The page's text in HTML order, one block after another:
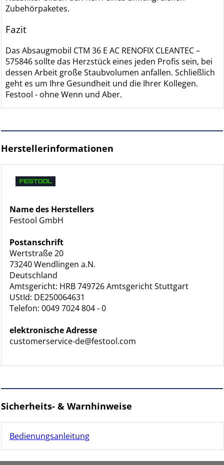
Zubehörpaketes.
Fazit
Das Absaugmobil CTM 36 E AC RENOFIX CLEANTEC –
575846 sollte das Herzstück eines jeden Profis sein, bei
dessen Arbeit große Staubvolumen anfallen. Schließlich
geht es um Ihre Gesundheit und die Ihrer Kollegen.
Festool - ohne Wenn und Aber.
Herstellerinformationen
Name des Herstellers
Festool GmbH
Postanschrift
Wertstraße 20
73240 Wendlingen a.N.
Deutschland
Amtsgericht: HRB 749726 Amtsgericht Stuttgart
UStId: DE250064631
Telefon: 0049 7024 804 - 0
elektronische Adresse
customerservice-de@festool.com
Sicherheits- & Warnhinweise
Bedienungsanleitung